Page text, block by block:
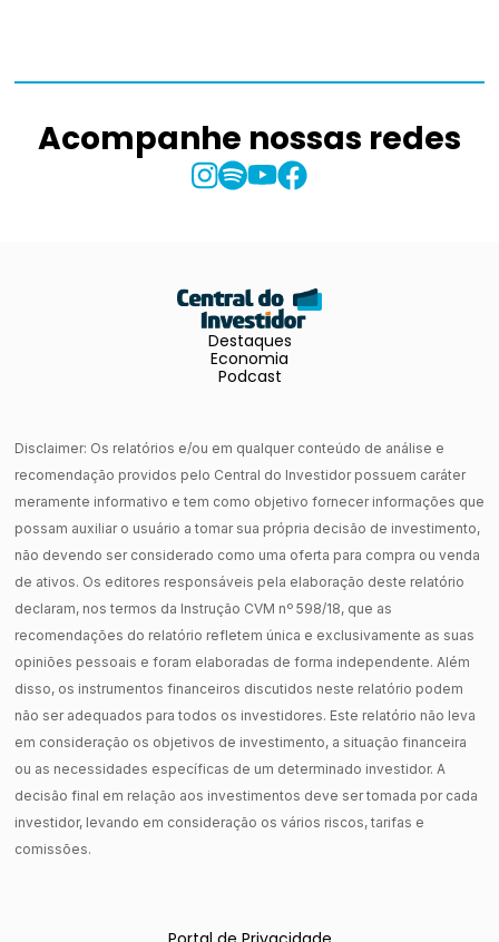
Acompanhe nossas redes
Destaques
Economia
Podcast
Disclaimer: Os relatórios e/ou em qualquer conteúdo de análise e
recomendação providos pelo Central do Investidor possuem caráter
meramente informativo e tem como objetivo fornecer informações que
possam auxiliar o usuário a tomar sua própria decisão de investimento,
não devendo ser considerado como uma oferta para compra ou venda
de ativos. Os editores responsáveis pela elaboração deste relatório
declaram, nos termos da Instrução CVM nº 598/18, que as
recomendações do relatório refletem única e exclusivamente as suas
opiniões pessoais e foram elaboradas de forma independente. Além
disso, os instrumentos financeiros discutidos neste relatório podem
não ser adequados para todos os investidores. Este relatório não leva
em consideração os objetivos de investimento, a situação financeira
ou as necessidades específicas de um determinado investidor. A
decisão final em relação aos investimentos deve ser tomada por cada
investidor, levando em consideração os vários riscos, tarifas e
comissões.